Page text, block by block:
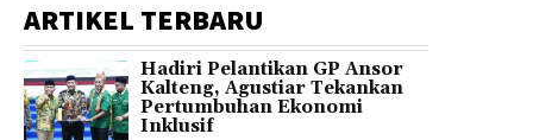
ARTIKEL TERBARU
Hadiri Pelantikan GP Ansor
Kalteng, Agustiar Tekankan
Pertumbuhan Ekonomi
Inklusif